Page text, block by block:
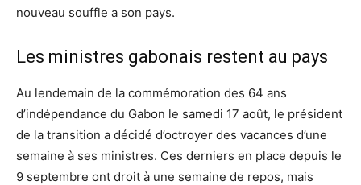
nouveau souffle a son pays.
Les ministres gabonais restent au pays
Au lendemain de la commémoration des 64 ans
d’indépendance du Gabon le samedi 17 août, le président
de la transition a décidé d’octroyer des vacances d’une
semaine à ses ministres. Ces derniers en place depuis le
9 septembre ont droit à une semaine de repos, mais